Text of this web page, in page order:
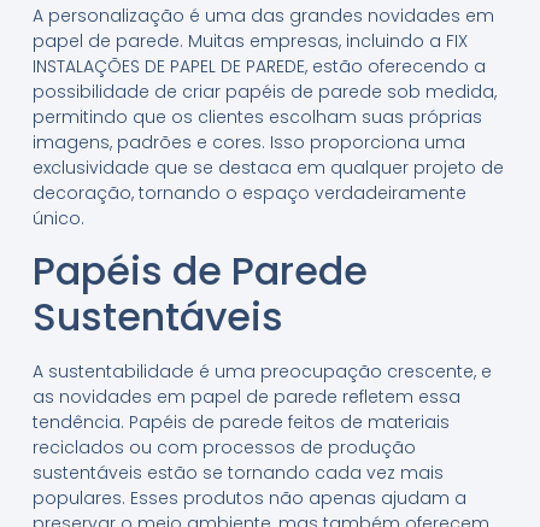
A personalização é uma das grandes novidades em
papel de parede. Muitas empresas, incluindo a FIX
INSTALAÇÕES DE PAPEL DE PAREDE, estão oferecendo a
possibilidade de criar papéis de parede sob medida,
permitindo que os clientes escolham suas próprias
imagens, padrões e cores. Isso proporciona uma
exclusividade que se destaca em qualquer projeto de
decoração, tornando o espaço verdadeiramente
único.
Papéis de Parede
Sustentáveis
A sustentabilidade é uma preocupação crescente, e
as novidades em papel de parede refletem essa
tendência. Papéis de parede feitos de materiais
reciclados ou com processos de produção
sustentáveis estão se tornando cada vez mais
populares. Esses produtos não apenas ajudam a